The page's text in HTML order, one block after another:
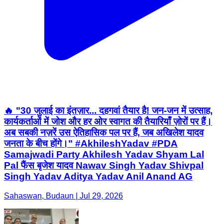
🔥 "30 जुलाई का इंतज़ार... दहगवां तैयार है! जन-जन में उत्साह,
कार्यकर्ताओं में जोश और हर ओर स्वागत की तैयारियाँ ज़ोरों पर हैं।
अब सबकी नज़रें उस ऐतिहासिक पल पर हैं, जब अखिलेश यादव
जनता के बीच होंगे।" #AkhileshYadav #PDA
Samajwadi Party Akhilesh Yadav Shyam Lal
Pal फैंस बृजेश यादव Nawav Singh Yadav Shivpal
Singh Yadav Aditya Yadav Anil Anand AG
Sahaswan, Budaun | Jul 29, 2026